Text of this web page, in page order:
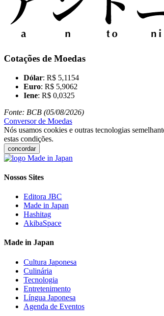
Cotações de Moedas
Dólar: R$ 5,1154
Euro: R$ 5,9062
Iene: R$ 0,0325
Fonte: BCB (05/08/2026)
Conversor de Moedas
Nós usamos cookies e outras tecnologias
estas condições.
concordar
Nossos Sites
Editora JBC
Made in Japan
Hashitag
AkibaSpace
Made in Japan
Cultura Japonesa
Culinária
Tecnologia
Entretenimento
Língua Japonesa
Agenda de Eventos